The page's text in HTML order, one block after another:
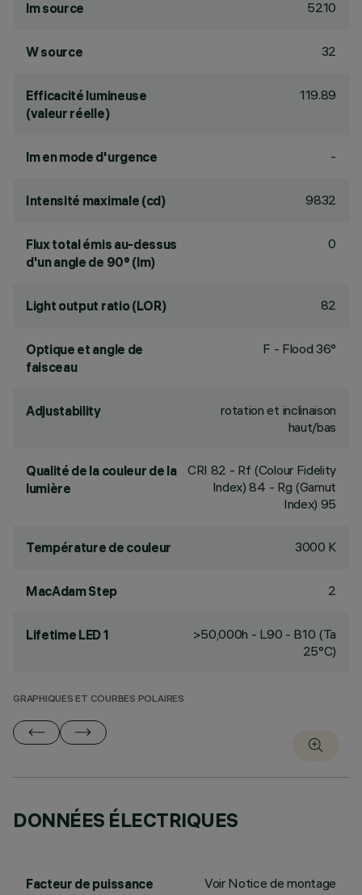
lm source 5210
W source 32
Efficacité lumineuse
(valeur réelle)
119.89
lm en mode d'urgence -
Intensité maximale (cd) 9832
Flux total émis au-dessus
d'un angle de 90° (lm)
0
Light output ratio (LOR) 82
Optique et angle de
faisceau
F - Flood 36°
Adjustability
rotation et inclinaison
haut/bas
Qualité de la couleur de la
lumière
CRI 82 - Rf (Colour Fidelity
Index) 84 - Rg (Gamut
Index) 95
Température de couleur 3000 K
MacAdam Step 2
Lifetime LED 1
>50,000h - L90 - B10 (Ta
25°C)
GRAPHIQUES ET COURBES POLAIRES
DONNÉES ÉLECTRIQUES
Facteur de puissance Voir Notice de montage